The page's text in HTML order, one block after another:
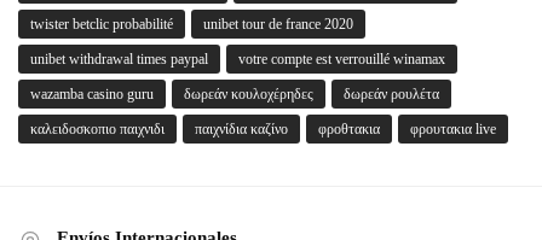
twister betclic probabilité unibet tour de france 2020
unibet withdrawal times paypal votre compte est verrouillé winamax
wazamba casino guru δωρεάν κουλοχέρηδες δωρεάν ρουλέτα
καλειδοσκοπιο παιχνιδι παιχνίδια καζίνο φροθτακια φρουτακια live